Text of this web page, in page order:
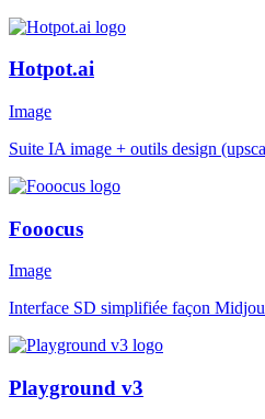
Hotpot.ai
Image
Suite IA image + outils design
Fooocus
Image
Interface SD simplifiée façon
Playground v3